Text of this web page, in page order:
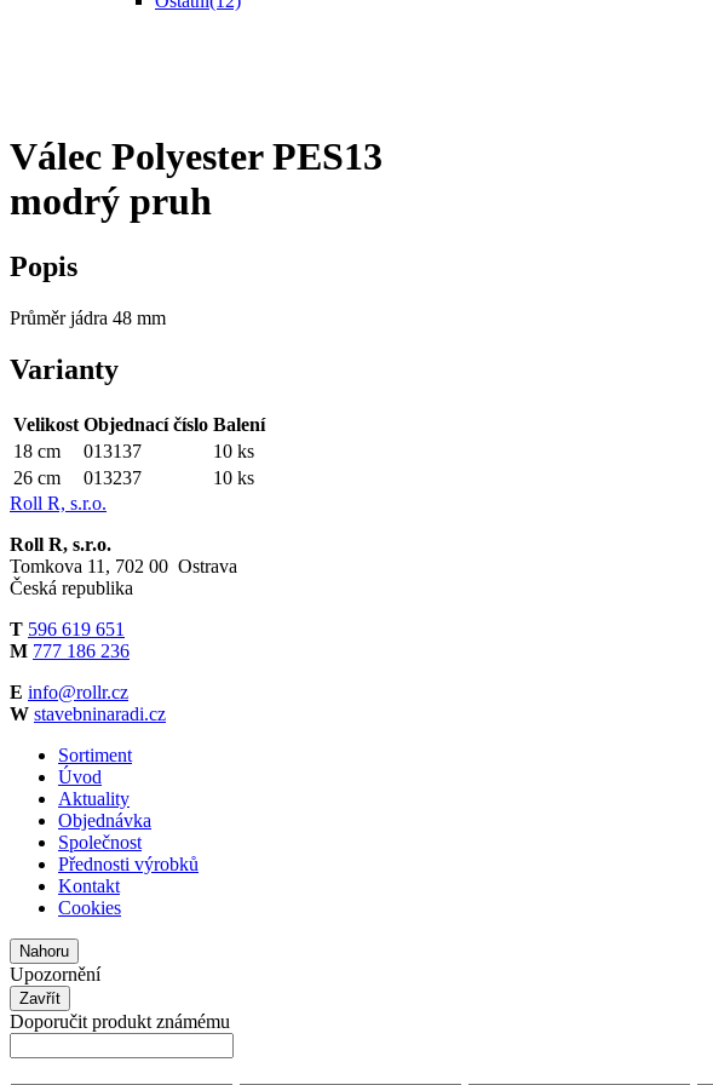
Válec Polyester PES13
modrý pruh
Popis
Průměr jádra 48 mm
Varianty
Velikost Objednací číslo Balení
18 cm
013137
10 ks
26 cm
013237
10 ks
Roll R, s.r.o.
Roll R, s.r.o.
Tomkova 11, 702 00 Ostrava
Česká republika
T 596 619 651
M 777 186 236
E info@rollr.cz
W stavebninaradi.cz
Sortiment
Úvod
Aktuality
Objednávka
Společnost
Přednosti výrobků
Kontakt
Cookies
Nahoru
Upozornění
Zavřít
Doporučit produkt známému